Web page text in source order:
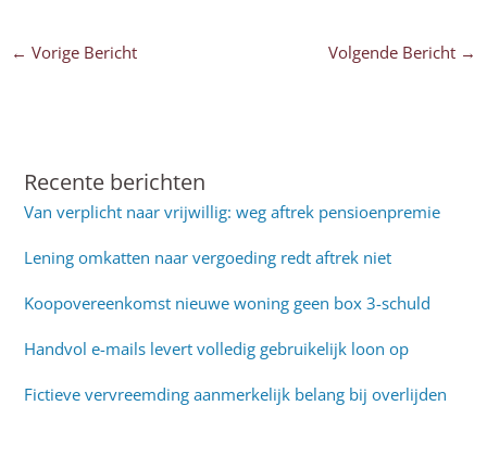
← Vorige Bericht Volgende Bericht →
Recente berichten
Van verplicht naar vrijwillig: weg aftrek pensioenpremie
Lening omkatten naar vergoeding redt aftrek niet
Koopovereenkomst nieuwe woning geen box 3-schuld
Handvol e-mails levert volledig gebruikelijk loon op
Fictieve vervreemding aanmerkelijk belang bij overlijden